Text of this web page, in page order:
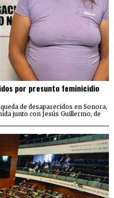
por presunto feminicidio
de desaparecidos en Sonora,
junto con Jesús Guillermo, de